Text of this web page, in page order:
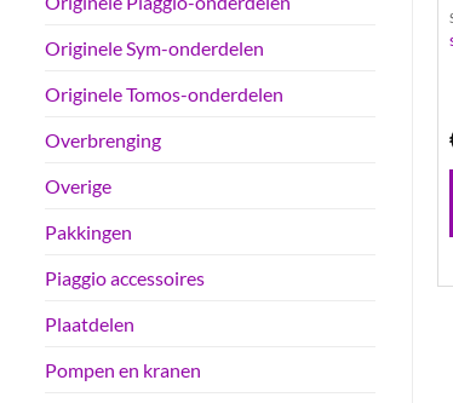
Originele Sym-onderdelen
Originele Tomos-onderdelen
Overbrenging
Overige
Pakkingen
Piaggio accessoires
Plaatdelen
Pompen en kranen
AAN
STICKERS
sticker crystal blauw
€